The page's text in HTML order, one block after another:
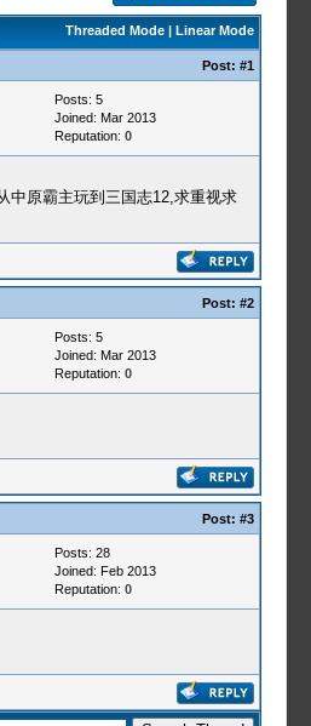
Threaded Mode| Linear Mode
Post: #1
Posts: 5
Joined: Mar 2013
Reputation: 0
中原霸主玩到三国志12,求重视求
Post: #2
Posts: 5
Joined: Mar 2013
Reputation: 0
Post: #3
Posts: 28
Joined: Feb 2013
Reputation: 0